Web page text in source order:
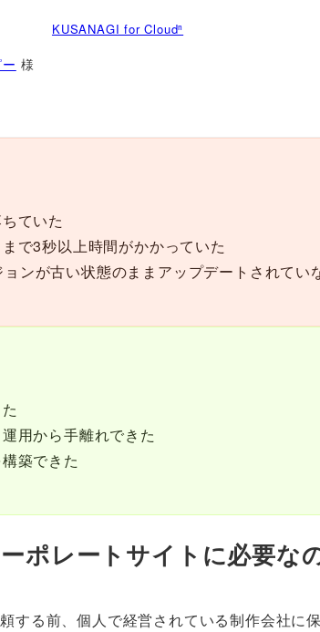
KUSANAGI for Cloudⁿ
様
ていた
で3秒以上時間がかかっていた
ンが古い状態のままアップデートされてい
用から手離れできた
築できた
ポレートサイトに必要な
する前、個人で経営されている制作会社に